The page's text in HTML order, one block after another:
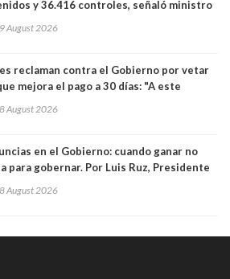
y 36.416 controles, señaló ministro
August 2026
reclaman contra el Gobierno por vetar
mejora el pago a 30 días: "A este
empresas"
August 2026
en el Gobierno: cuando ganar no
para gobernar. Por Luis Ruz, Presidente
August 2026